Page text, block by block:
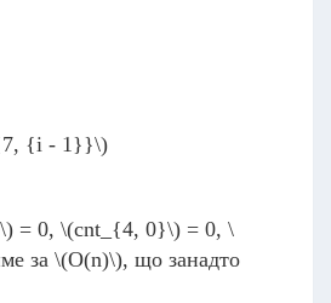
{i - 1}}\)
= 0, \(cnt_{4, 0}\) = 0, \
за \(O(n)\), що занадто